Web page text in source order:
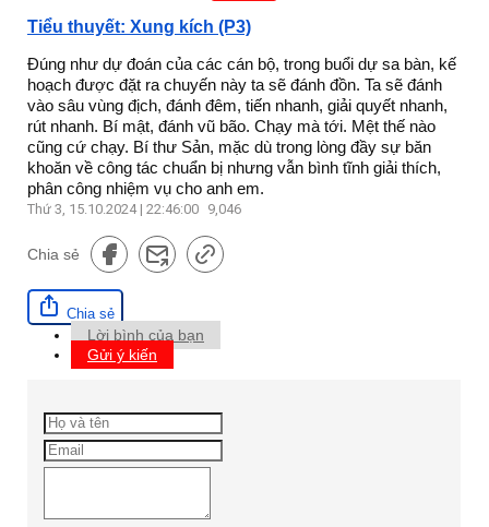
Tiểu thuyết: Xung kích (P3)
Đúng như dự đoán của các cán bộ, trong buổi dự sa bàn, kế
hoạch được đặt ra chuyến này ta sẽ đánh đồn. Ta sẽ đánh
vào sâu vùng địch, đánh đêm, tiến nhanh, giải quyết nhanh,
rút nhanh. Bí mật, đánh vũ bão. Chạy mà tới. Mệt thế nào
cũng cứ chạy. Bí thư Sản, mặc dù trong lòng đầy sự băn
khoăn về công tác chuẩn bị nhưng vẫn bình tĩnh giải thích,
phân công nhiệm vụ cho anh em.
Thứ 3, 15.10.2024 | 22:46:00 9,046
Chia sẻ
Chia sẻ
Lời bình của bạn
Gửi ý kiến